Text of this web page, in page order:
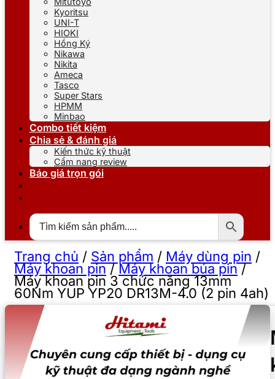
Kyoritsu
UNI-T
HIOKI
Hồng Ký
Nikawa
Nikita
Ameca
Tasco
Super Stars
HPMM
Minbao
Combo tiết kiệm
Chia sẻ & đánh giá
Kiến thức kỹ thuật
Cẩm nang review
Báo giá trọn gói
Trang chủ / Sản phẩm / Máy dùng pin /
Máy khoan pin/Máy khoan búa pin/
Máy khoan pin 3 chức năng 13mm
60Nm YUP YP20 DR13M-4.0 (2 pin 4ah)